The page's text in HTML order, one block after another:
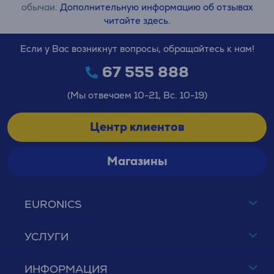
обычаи. Дополнительную информацию об отзывах
читайте здесь.
EURONICS
УСЛУГИ
ИНФОРМАЦИЯ
Если у Вас возникнут вопросы, обращайтесь к нам!
67 555 888
(Мы отвечаем 10-21, Вс. 10-19)
Центр клиентов
Магазины